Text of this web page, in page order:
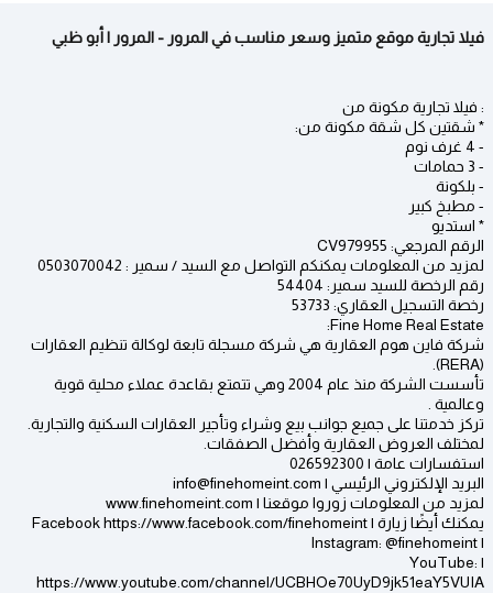
فيلا تجارية موقع متميز وسعر مناسب في المرور - المرور | أبو ظبي
: فيلا تجارية مكونة من
* شقتين كل شقة مكونة من:
- 4 غرف نوم
- 3 حمامات
- بلكونة
- مطبخ كبير
* استديو
الرقم المرجعي: CV979955
لمزيد من المعلومات يمكنكم التواصل مع السيد / سمير : 0503070042
رقم الرخصة للسيد سمير: 54404
رخصة التسجيل العقاري: 53733
Fine Home Real Estate:
شركة فاين هوم العقارية هي شركة مسجلة تابعة لوكالة تنظيم العقارات
(RERA).
تأسست الشركة منذ عام 2004 وهي تتمتع بقاعدة عملاء محلية قوية
وعالمية .
تركز خدمتنا على جميع جوانب بيع وشراء وتأجير العقارات السكنية والتجارية.
لمختلف العروض العقارية وأفضل الصفقات.
استفسارات عامة | 026592300
البريد الإلكتروني الرئيسي | info@finehomeint.com
لمزيد من المعلومات زوروا موقعنا | www.finehomeint.com
يمكنك أيضًا زيارة | Facebook https://www.facebook.com/finehomeint
| Instagram: @finehomeint
| YouTube:
https://www.youtube.com/channel/UCBHOe70UyD9jk51eaY5VUIA